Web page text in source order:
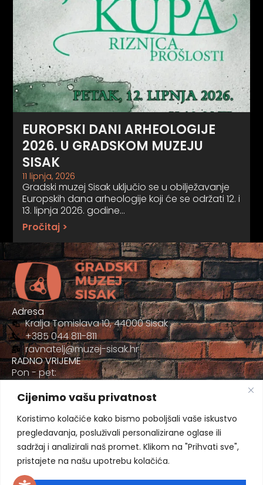
Cijenimo vašu privatnost
Koristimo kolačiće kako bismo poboljšali vaše iskustvo
pregledavanja, posluživali personalizirane oglase ili
sadržaj i analizirali naš promet. Klikom na "Prihvati sve",
pristajete na našu upotrebu kolačića.
EUROPSKI DANI ARHEOLOGIJE
2026. U GRADSKOM MUZEJU
SISAK
11 lipnja, 2026
Gradski muzej Sisak uključio se u obilježavanje
Europskih dana arheologije koji će se održati 12. i
13. lipnja 2026. godine…
Pročitaj >
Adresa
Kralja Tomislava 10, 44000 Sisak
+385 044 811-811
ravnatelj@muzej-sisak.hr
RADNO VRIJEME
Pon - pet:
Sub